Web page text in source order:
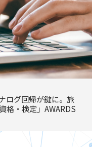
ログ回帰が鍵に。旅
格・検定」AWARDS